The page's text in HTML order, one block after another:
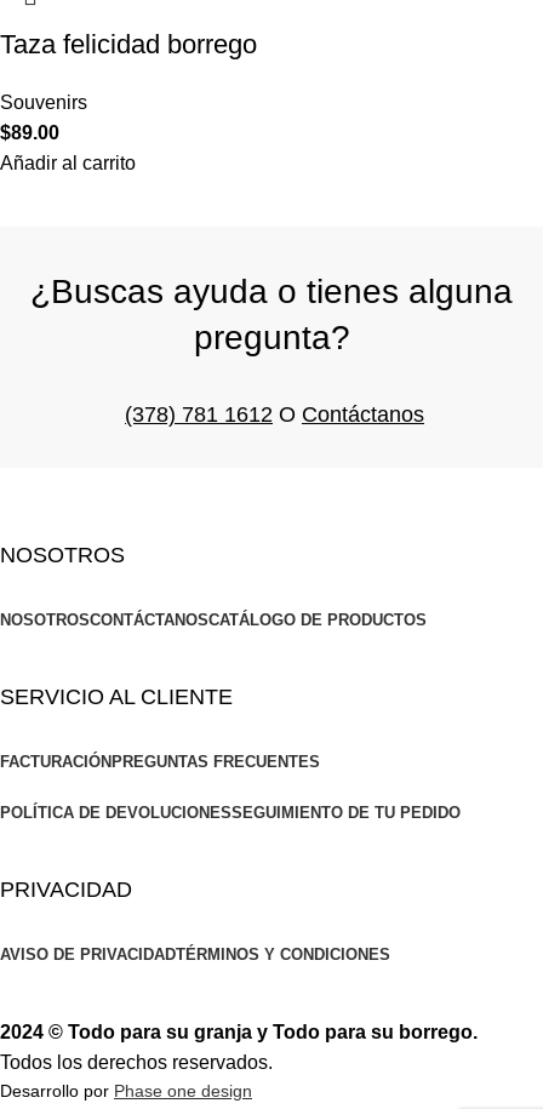
Taza felicidad borrego
Souvenirs
$89.00
Añadir al carrito
¿Buscas ayuda o tienes alguna
pregunta?
(378) 781 1612 O Contáctanos
NOSOTROS
NOSOTROSCONTÁCTANOSCATÁLOGO DE PRODUCTOS
SERVICIO AL CLIENTE
FACTURACIÓN PREGUNTAS FRECUENTES
POLÍTICA DE DEVOLUCIONESSEGUIMIENTO DE TU PEDIDO
PRIVACIDAD
AVISO DE PRIVACIDADTÉRMINOS Y CONDICIONES
2024 © Todo para su granja y Todo para su borrego.
Todos los derechos reservados.
Desarrollo por Phase one design